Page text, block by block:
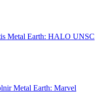
Metal Earth: HALO UNSC
Metal Earth: Marvel